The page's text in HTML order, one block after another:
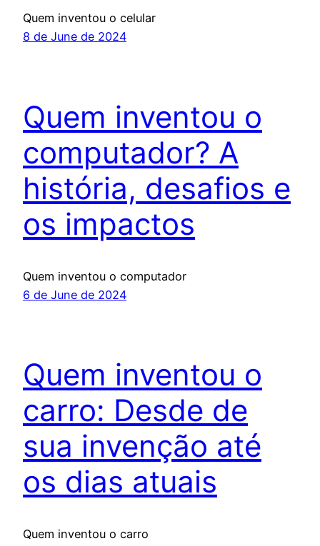
Quem inventou o celular
8 de June de 2024
Quem inventou o
computador? A
história, desafios e
os impactos
Quem inventou o computador
6 de June de 2024
Quem inventou o
carro: Desde de
sua invenção até
os dias atuais
Quem inventou o carro